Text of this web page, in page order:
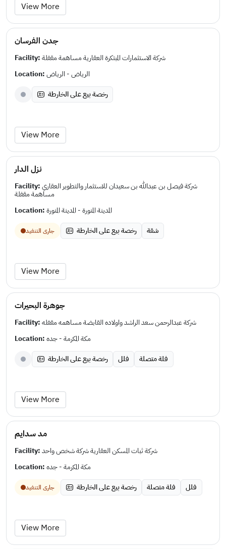
View More
جدن الفرسان
Facility:شركة الاستثمارات المبتكرة العقارية مساهمة مقفلة
Location:الرياض - الرياض
رخصة بيع على الخارطة
View More
نزل الدار
Facility:شركة فيصل بن عبدالله بن سعيدان للاستثمار والتطوير العقاري
مساهمة مقفلة
Location:المدينة المنورة - المدينة المنورة
جارى التنفيد رخصة بيع على الخارطة شقة
View More
جوهرة البحيرات
Facility:شركة عبدالرحمن سعد الراشد واولاده القابضة مساهمه مقفله
Location:مكة المكرمة - جده
رخصة بيع على الخارطة
فلل فلة متصلة
View More
مد سدايم
Facility:شركة ثبات المسكن العقارية شركة شخص واحد
Location:مكة المكرمة - جده
جارى التنفيد رخصة بيع على الخارطة فلة متصلة فلل
View More